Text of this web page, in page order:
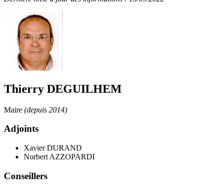
Thierry DEGUILHEM
Maire (depuis 2014)
Adjoints
Xavier DURAND
Norbert AZZOPARDI
Conseillers